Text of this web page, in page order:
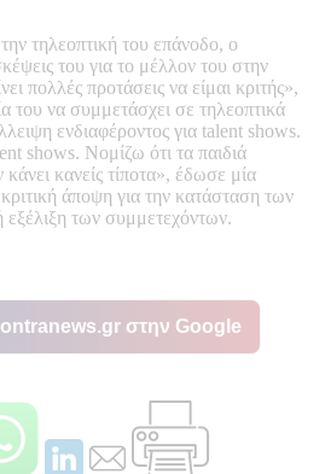
τηλεοπτική του επάνοδο, ο
του για το μέλλον του στην
πολλές προτάσεις να είμαι κριτής»,
του να συμμετάσχει σε τηλεοπτικά
ενδιαφέροντος για talent shows.
shows. Νομίζω ότι τα παιδιά
κανείς τίποτα», έδωσε μία
κριτική άποψη για την κατάσταση των
εξέλιξη των συμμετεχόντων.
στην Google